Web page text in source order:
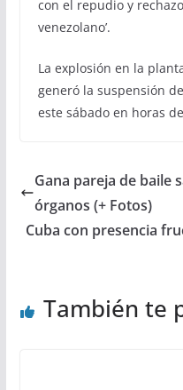
con el repudio y
venezolano’.
La explosión en la
generó la suspensión
este sábado en horas
Gana pareja de baile
órganos (+ Fotos)
Cuba con presencia
También te